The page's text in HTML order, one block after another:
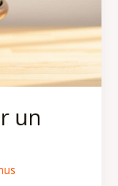
un